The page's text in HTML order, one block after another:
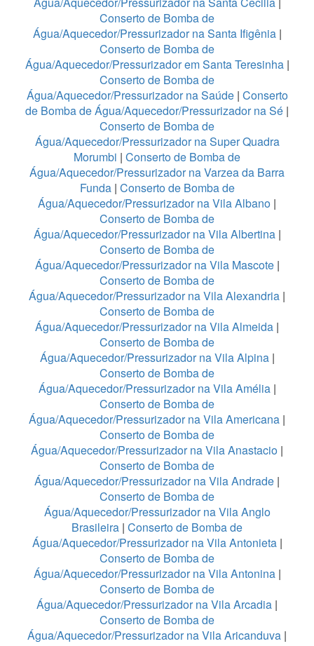
Conserto de Bomba de
Água/Aquecedor/Pressurizador na Santa Ifigênia |
Conserto de Bomba de
Água/Aquecedor/Pressurizador em Santa Teresinha|
Conserto de Bomba de
Água/Aquecedor/Pressurizador na Saúde| Conserto
de Bomba de Água/Aquecedor/Pressurizador na Sé |
Conserto de Bomba de
Água/Aquecedor/Pressurizador na Super Quadra
Morumbi | Conserto de Bomba de
Água/Aquecedor/Pressurizador na Varzea da Barra
Funda| Conserto de Bomba de
Água/Aquecedor/Pressurizador na Vila Albano |
Conserto de Bomba de
Água/Aquecedor/Pressurizador na Vila Albertina|
Conserto de Bomba de
Água/Aquecedor/Pressurizador na Vila Mascote|
Conserto de Bomba de
Água/Aquecedor/Pressurizador na Vila Alexandria |
Conserto de Bomba de
Água/Aquecedor/Pressurizador na Vila Almeida |
Conserto de Bomba de
Água/Aquecedor/Pressurizador na Vila Alpina |
Conserto de Bomba de
Água/Aquecedor/Pressurizador na Vila Amélia |
Conserto de Bomba de
Água/Aquecedor/Pressurizador na Vila Americana |
Conserto de Bomba de
Água/Aquecedor/Pressurizador na Vila Anastacio |
Conserto de Bomba de
Água/Aquecedor/Pressurizador na Vila Andrade |
Conserto de Bomba de
Água/Aquecedor/Pressurizador na Vila Anglo
Brasileira | Conserto de Bomba de
Água/Aquecedor/Pressurizador na Vila Antonieta|
Conserto de Bomba de
Água/Aquecedor/Pressurizador na Vila Antonina|
Conserto de Bomba de
Água/Aquecedor/Pressurizador na Vila Arcadia |
Conserto de Bomba de
Água/Aquecedor/Pressurizador na Vila Aricanduva |